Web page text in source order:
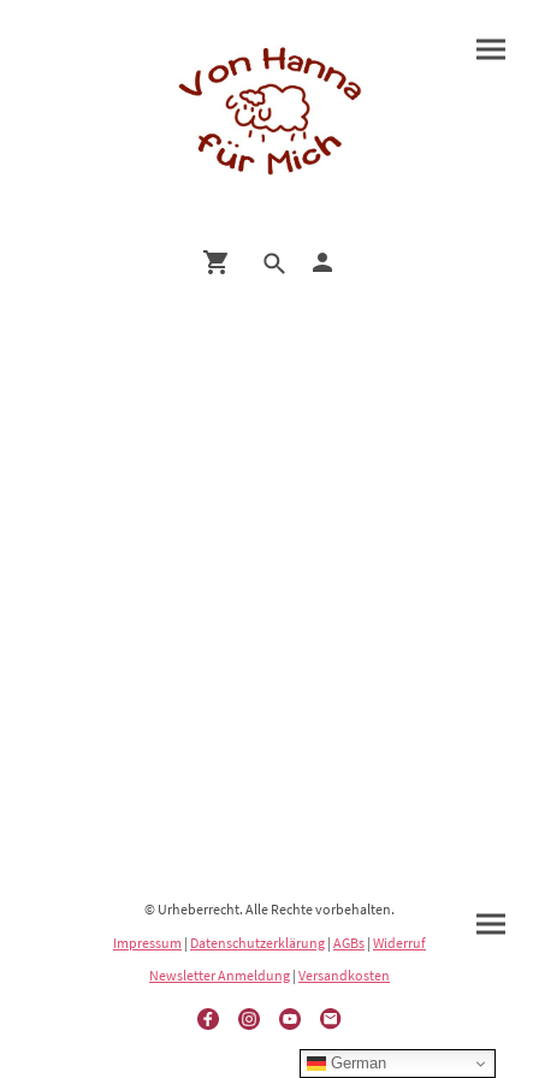
© Urheberrecht. Alle Rechte vorbehalten.
Impressum | Datenschutzerklärung | AGBs | Widerruf
Newsletter Anmeldung | Versandkosten
German